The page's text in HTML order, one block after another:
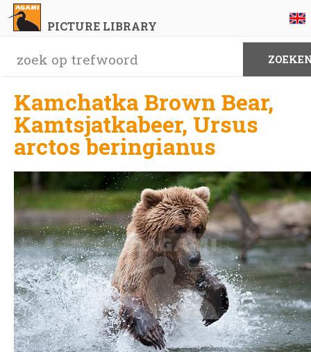
PICTURE LIBRARY
Kamchatka Brown Bear,
Kamtsjatkabeer, Ursus
arctos beringianus